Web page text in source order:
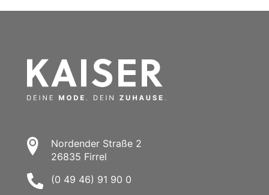
Nordender Straße 2
26835 Firrel
(0 49 46) 91 90 0